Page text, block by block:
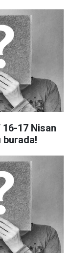
16-17 Nisan
burada!